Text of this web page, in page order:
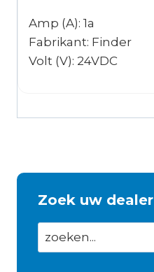
Amp (A): 1a
Fabrikant: Finder
Volt (V): 24VDC
Zoek uw dealer